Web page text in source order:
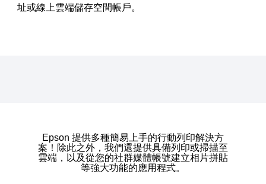
址或線上雲端儲存空間帳戶。
Epson 提供多種簡易上手的行動列印解決方
案！除此之外，我們還提供具備列印或掃描至
雲端，以及從您的社群媒體帳號建立相片拼貼
等強大功能的應用程式。